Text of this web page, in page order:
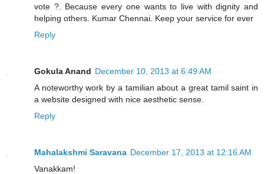
vote ?. Because every one wants to live with dignity and
helping others. Kumar Chennai. Keep your service for ever
Reply
Gokula Anand December 10, 2013 at 6:49 AM
A noteworthy work by a tamilian about a great tamil saint in
a website designed with nice aesthetic sense.
Reply
Mahalakshmi Saravana December 17, 2013 at 12:16 AM
Vanakkam!